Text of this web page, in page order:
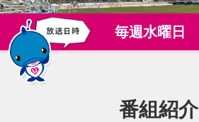
毎週水曜日
番組紹介